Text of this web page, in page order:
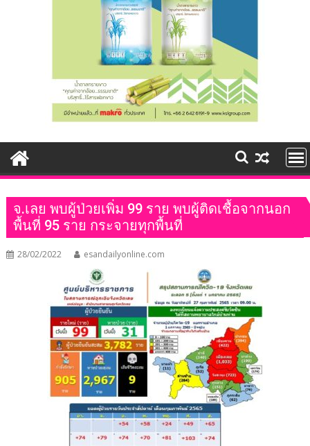
จ.เลย พบผู้ป่วยเพิ่ม 99 ราย พบผู้ติดเชื้อจากนอก
พื้นที่ 95 ราย กระจายทุกพื้นที่
28/02/2022 esandailyonline.com